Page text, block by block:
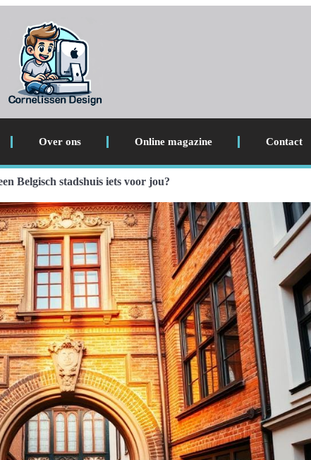
Over ons Online magazine Contact
Belgisch stadshuis iets voor jou?